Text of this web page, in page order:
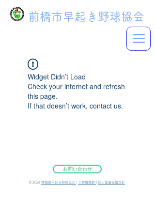
前橋市早起き野球協会
Widget Didn’t Load
Check your internet and refresh
this page.
If that doesn’t work, contact us.
お問い合わせ
©︎ 2026 前橋市早起き野球協会 ご利用規約 個人情報保護方針